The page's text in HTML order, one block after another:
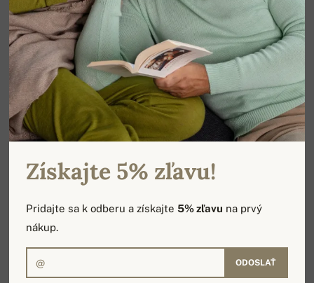
Získajte 5% zľavu!
Pridajte sa k odberu a získajte5% zľavu na prvý
nákup.
ODOSLAŤ